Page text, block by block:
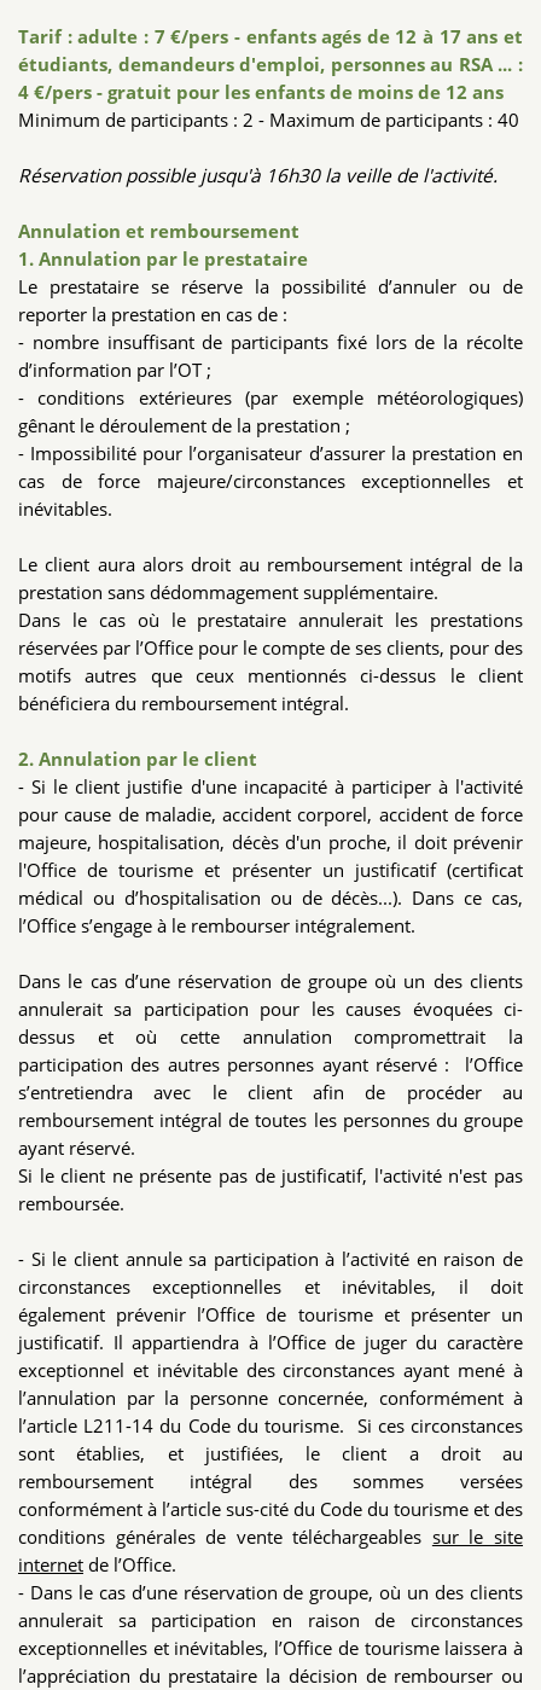
Tarif : adulte : 7 €/pers - enfants agés de 12 à 17 ans et
étudiants, demandeurs d'emploi, personnes au RSA ... :
4 €/pers - gratuit pour les enfants de moins de 12 ans
Minimum de participants : 2 - Maximum de participants : 40
Réservation possible jusqu'à 16h30 la veille de l'activité.
Annulation et remboursement
1. Annulation par le prestataire
Le prestataire se réserve la possibilité d’annuler ou de
reporter la prestation en cas de :
- nombre insuffisant de participants fixé lors de la récolte
d’information par l’OT ;
- conditions extérieures (par exemple météorologiques)
gênant le déroulement de la prestation ;
- Impossibilité pour l’organisateur d’assurer la prestation en
cas de force majeure/circonstances exceptionnelles et
inévitables.
Le client aura alors droit au remboursement intégral de la
prestation sans dédommagement supplémentaire.
Dans le cas où le prestataire annulerait les prestations
réservées par l’Office pour le compte de ses clients, pour des
motifs autres que ceux mentionnés ci-dessus le client
bénéficiera du remboursement intégral.
2. Annulation par le client
- Si le client justifie d'une incapacité à participer à l'activité
pour cause de maladie, accident corporel, accident de force
majeure, hospitalisation, décès d'un proche, il doit prévenir
l'Office de tourisme et présenter un justificatif (certificat
médical ou d’hospitalisation ou de décès...). Dans ce cas,
l’Office s’engage à le rembourser intégralement.
Dans le cas d’une réservation de groupe où un des clients
annulerait sa participation pour les causes évoquées ci-
dessus et où cette annulation compromettrait la
participation des autres personnes ayant réservé : l’Office
s’entretiendra avec le client afin de procéder au
remboursement intégral de toutes les personnes du groupe
ayant réservé.
Si le client ne présente pas de justificatif, l'activité n'est pas
remboursée.
- Si le client annule sa participation à l’activité en raison de
circonstances exceptionnelles et inévitables, il doit
également prévenir l’Office de tourisme et présenter un
justificatif. Il appartiendra à l’Office de juger du caractère
exceptionnel et inévitable des circonstances ayant mené à
l’annulation par la personne concernée, conformément à
l’article L211-14 du Code du tourisme. Si ces circonstances
sont établies, et justifiées, le client a droit au
remboursement intégral des sommes versées
conformément à l’article sus-cité du Code du tourisme et des
conditions générales de vente téléchargeables sur le site
internetde l’Office.
- Dans le cas d’une réservation de groupe, où un des clients
annulerait sa participation en raison de circonstances
exceptionnelles et inévitables, l’Office de tourisme laissera à
l’appréciation du prestataire la décision de rembourser ou